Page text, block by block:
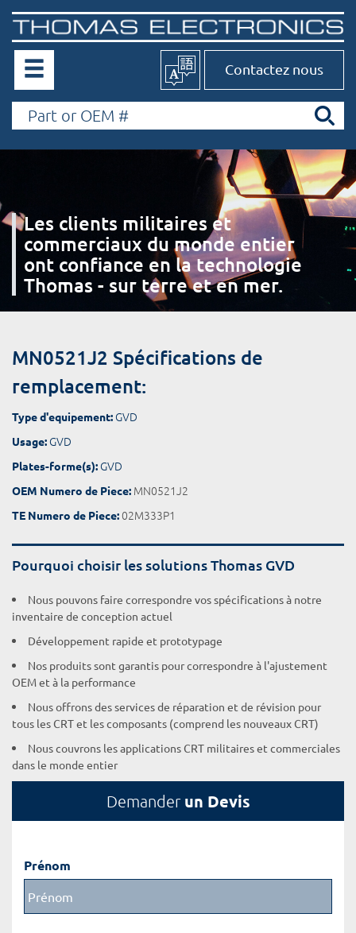
Contactez nous
Les clients militaires et
commerciaux du monde entier
ont confiance en la technologie
Thomas - sur terre et en mer.
MN0521J2 Spécifications de
remplacement:
Type d'equipement: GVD
Usage: GVD
Plates-forme(s): GVD
OEM Numero de Piece: MN0521J2
TE Numero de Piece:02M333P1
Pourquoi choisir les solutions Thomas GVD
Nous pouvons faire correspondre vos spécifications à notre
inventaire de conception actuel
Développement rapide et prototypage
Nos produits sont garantis pour correspondre à l'ajustement
OEM et à la performance
Nous offrons des services de réparation et de révision pour
tous les CRT et les composants (comprend les nouveaux CRT)
Nous couvrons les applications CRT militaires et commerciales
dans le monde entier
Demander un Devis
Prénom